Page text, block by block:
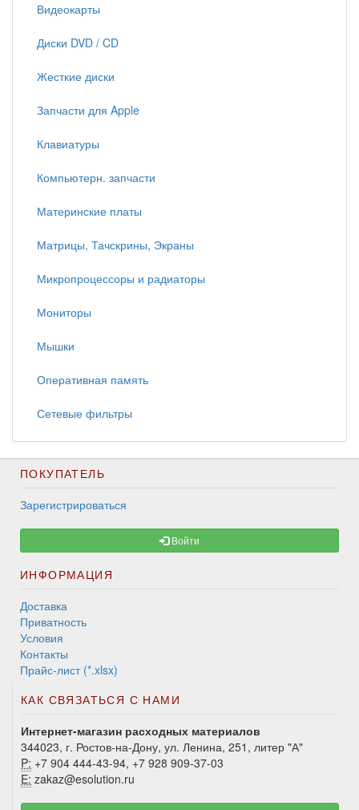
Видеокарты
Диски DVD / CD
Жесткие диски
Запчасти для Apple
Клавиатуры
Компьютерн. запчасти
Материнские платы
Матрицы, Тачскрины, Экраны
Микропроцессоры и радиаторы
Мониторы
Мышки
Оперативная память
Сетевые фильтры
ПОКУПАТЕЛЬ
Зарегистрироваться
Войти
ИНФОРМАЦИЯ
Доставка
Приватность
Условия
Контакты
Прайс-лист (*.xlsx)
КАК СВЯЗАТЬСЯ С НАМИ
Интернет-магазин расходных материалов
344023, г. Ростов-на-Дону, ул. Ленина, 251, литер "А"
P: +7 904 444-43-94, +7 928 909-37-03
E: zakaz@esolution.ru